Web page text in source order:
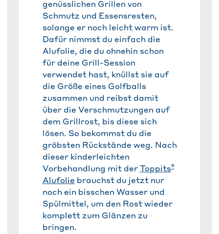
genüsslichen Grillen von
Schmutz und Essensresten,
solange er noch leicht warm ist.
Dafür nimmst du einfach die
Alufolie, die du ohnehin schon
für deine Grill-Session
verwendet hast, knüllst sie auf
die Größe eines Golfballs
zusammen und reibst damit
über die Verschmutzungen auf
dem Grillrost, bis diese sich
lösen. So bekommst du die
gröbsten Rückstände weg. Nach
dieser kinderleichten
Vorbehandlung mit der
Toppits®
Alufolie brauchst du jetzt nur
noch ein bisschen Wasser und
Spülmittel, um den Rost wieder
komplett zum Glänzen zu
bringen.